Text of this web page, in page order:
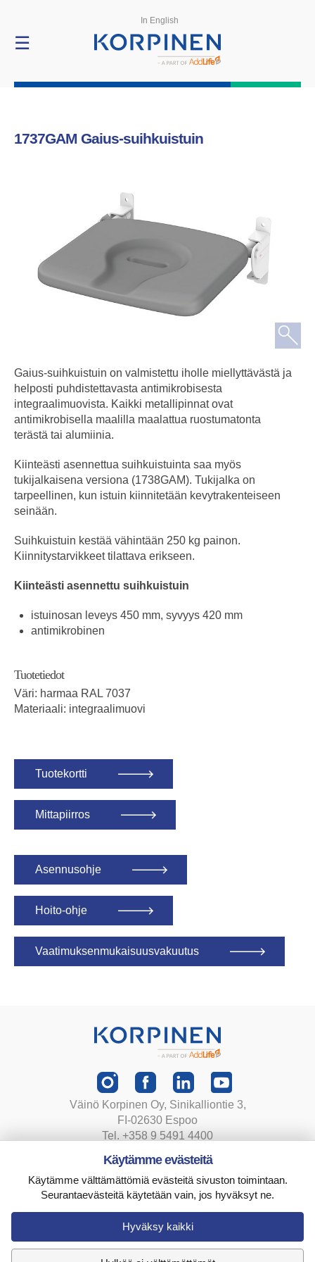
TuotteetIn English
☰
1737GAM Gaius-suihkuistuin
Gaius-suihkuistuin on valmistettu iholle miellyttävästä ja
helposti puhdistettavasta antimikrobisesta
integraalimuovista. Kaikki metallipinnat ovat
antimikrobisella maalilla maalattua ruostumatonta
terästä tai alumiinia.
Kiinteästi asennettua suihkuistuinta saa myös
tukijalkaisena versiona (1738GAM). Tukijalka on
tarpeellinen, kun istuin kiinnitetään kevytrakenteiseen
seinään.
Suihkuistuin kestää vähintään 250 kg painon.
Kiinnitystarvikkeet tilattava erikseen.
Kiinteästi asennettu suihkuistuin
istuinosan leveys 450 mm, syvyys 420 mm
antimikrobinen
Tuotetiedot
Väri: harmaa RAL 7037
Materiaali: integraalimuovi
Tuotekortti
Mittapiirros
Asennusohje
Hoito-ohje
Vaatimuksenmukaisuusvakuutus
Väinö Korpinen Oy, Sinikalliontie 3,
FI-02630 Espoo
Tel. +358 9 5491 4400
Tietosuojaseloste
Toimitusehdot
Evästeasetukset
Käytämme evästeitä
Käytämme välttämättömiä evästeitä sivuston toimintaan.
Seurantaevästeitä käytetään vain, jos hyväksyt ne.
Hyväksy kaikki